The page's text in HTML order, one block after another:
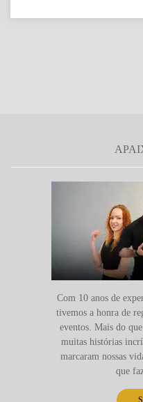
Com 10 anos de
tivemos a honra de
eventos. Mais do
muitas histórias
marcaram nossas
que